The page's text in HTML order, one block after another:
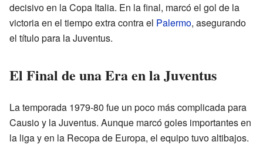
decisivo en la Copa Italia. En la final, marcó el gol de la
victoria en el tiempo extra contra el Palermo, asegurando
el título para la Juventus.
El Final de una Era en la Juventus
La temporada 1979-80 fue un poco más complicada para
Causio y la Juventus. Aunque marcó goles importantes en
la liga y en la Recopa de Europa, el equipo tuvo altibajos.